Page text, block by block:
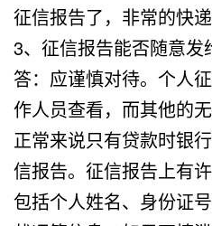
征信报告了，非常的快递
3、征信报告能否随意发
答：应谨慎对待。个人
作人员查看，而其他的
正常来说只有贷款时银
信报告。征信报告上有
包括个人姓名、身份证